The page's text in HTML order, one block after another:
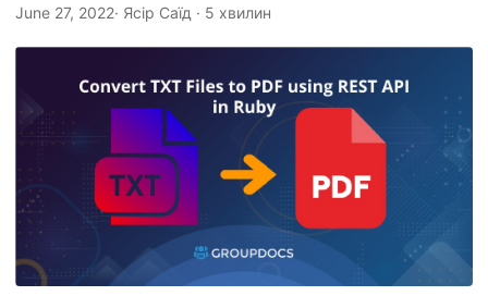
June 27, 2022· Ясір Саїд · 5 хвилин